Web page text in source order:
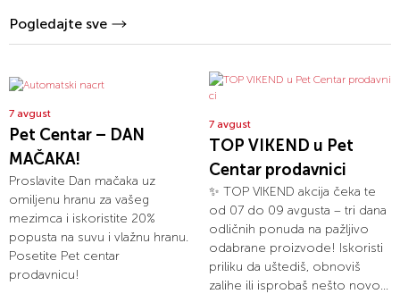
Pogledajte sve
7 avgust
Pet Centar – DAN
MAČAKA!
Proslavite Dan mačaka uz
omiljenu hranu za vašeg
mezimca i iskoristite 20%
popusta na suvu i vlažnu hranu.
Posetite Pet centar
prodavnicu!
7 avgust
TOP VIKEND u Pet
Centar prodavnici
✨ TOP VIKEND akcija čeka te
od 07 do 09 avgusta – tri dana
odličnih ponuda na pažljivo
odabrane proizvode! Iskoristi
priliku da uštediš, obnoviš
zalihe ili isprobaš nešto novo...